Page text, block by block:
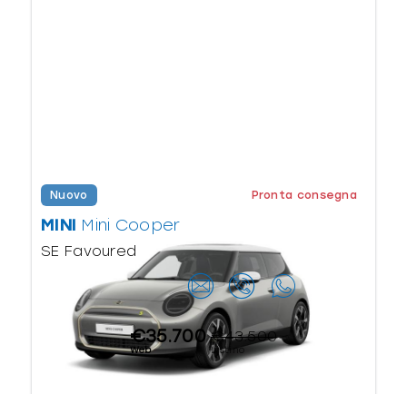
Nuovo Pronta consegna
MINI Mini Cooper
SE Favoured
Contattaci
€35.700
Web
€43.500
Listino